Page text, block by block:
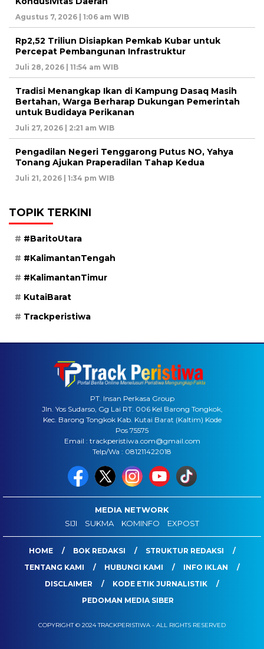
Agustus 7, 2026 | 1:06 am WIB
Rp2,52 Triliun Disiapkan Pemkab Kubar untuk
Percepat Pembangunan Infrastruktur
Juli 28, 2026 | 11:54 am WIB
Tradisi Menangkap Ikan di Kampung Dasaq Masih
Bertahan, Warga Berharap Dukungan Pemerintah
untuk Budidaya Perikanan
Juli 27, 2026 | 2:21 am WIB
Pengadilan Negeri Tenggarong Putus NO, Yahya
Tonang Ajukan Praperadilan Tahap Kedua
Juli 21, 2026 | 1:34 pm WIB
TOPIK TERKINI
#BaritoUtara
#KalimantanTengah
#KalimantanTimur
KutaiBarat
Trackperistiwa
PT. Insan Perkasa Group
Jln. Yos Sudarso, Gg Lai RT. 006 Kel Barong Tongkok,
Kec. Barong Tongkok Kab. Kutai Barat (Kaltim) Kode
Pos 75575
Email : trackperistiwa.com@gmail.com
Telp/Wa : 081211422018
MEDIA NETWORK
SIJI
SUKMA KOMINFO EXPOST
HOME BOK REDAKSI
STRUKTUR REDAKSI
TENTANG KAMI
HUBUNGI KAMI
INFO IKLAN
DISCLAIMER
KODE ETIK JURNALISTIK
PEDOMAN MEDIA SIBER
COPYRIGHT © 2024 TRACKPERISTIWA - ALL RIGHTS RESERVED